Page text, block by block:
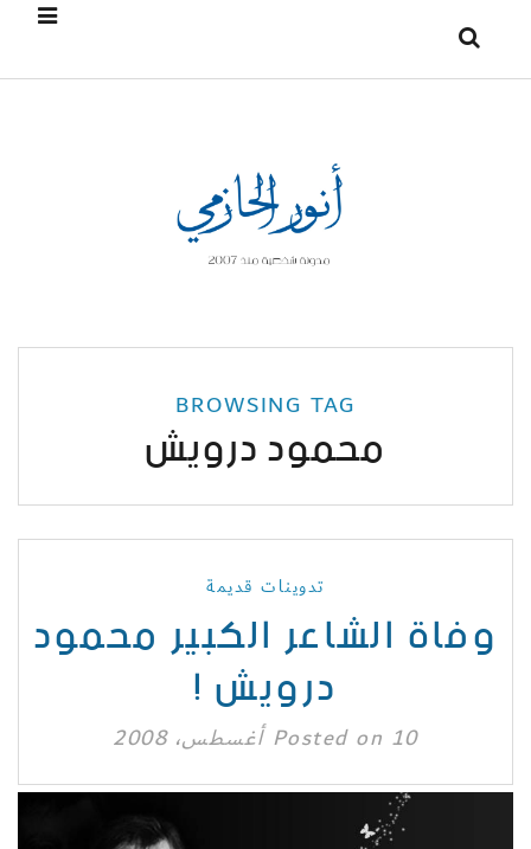
BROWSING TAG
محمود درويش
تدوينات قديمة
وفاة الشاعر الكبير محمود
درويش !
Posted on 10 أغسطس، 2008